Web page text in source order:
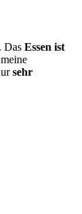
Das Essen ist
sehr